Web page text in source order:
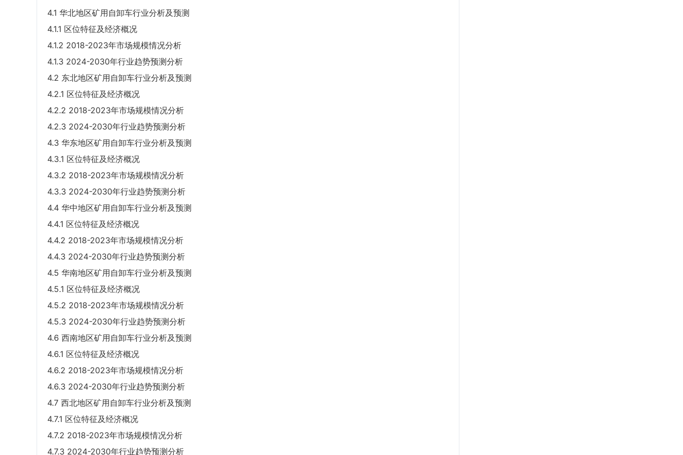
4.1 华北地区矿用自卸车行业分析及预测
4.1.1 区位特征及经济概况
4.1.2 2018-2023年市场规模情况分析
4.1.3 2024-2030年行业趋势预测分析
4.2 东北地区矿用自卸车行业分析及预测
4.2.1 区位特征及经济概况
4.2.2 2018-2023年市场规模情况分析
4.2.3 2024-2030年行业趋势预测分析
4.3 华东地区矿用自卸车行业分析及预测
4.3.1 区位特征及经济概况
4.3.2 2018-2023年市场规模情况分析
4.3.3 2024-2030年行业趋势预测分析
4.4 华中地区矿用自卸车行业分析及预测
4.4.1 区位特征及经济概况
4.4.2 2018-2023年市场规模情况分析
4.4.3 2024-2030年行业趋势预测分析
4.5 华南地区矿用自卸车行业分析及预测
4.5.1 区位特征及经济概况
4.5.2 2018-2023年市场规模情况分析
4.5.3 2024-2030年行业趋势预测分析
4.6 西南地区矿用自卸车行业分析及预测
4.6.1 区位特征及经济概况
4.6.2 2018-2023年市场规模情况分析
4.6.3 2024-2030年行业趋势预测分析
4.7 西北地区矿用自卸车行业分析及预测
4.7.1 区位特征及经济概况
4.7.2 2018-2023年市场规模情况分析
4.7.3 2024-2030年行业趋势预测分析